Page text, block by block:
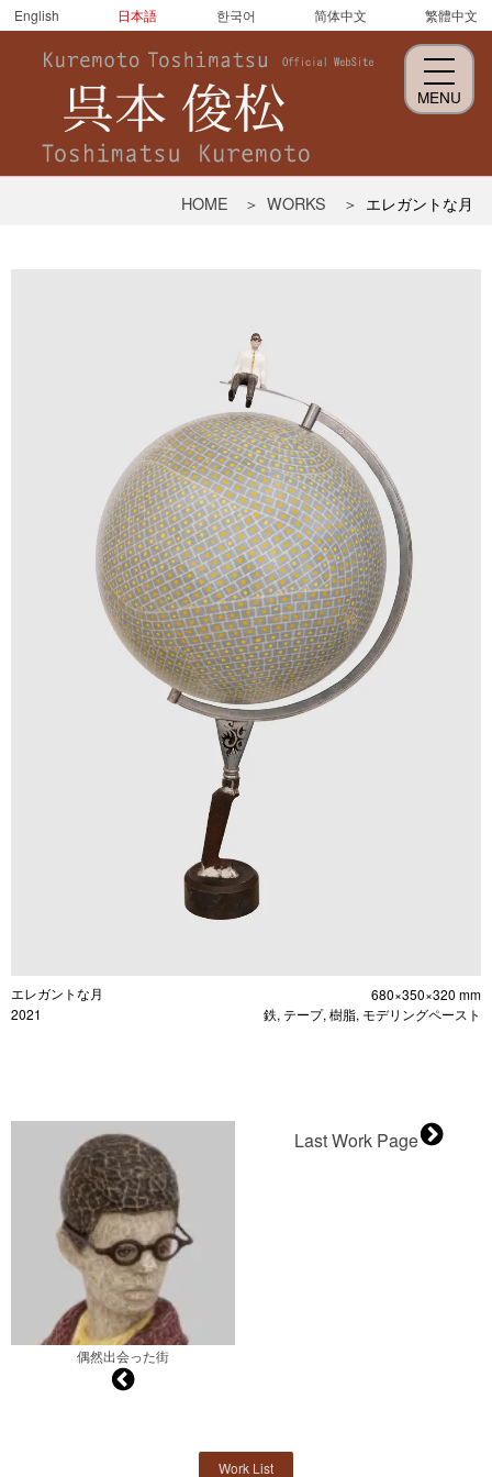
MENU
English 日本語 한국어 简体中文 繁體中文
俊
HOME WORKS エレガントな月
エレガントな月
680×350×320 mm
2021
鉄, テープ, 樹脂, モデリングペースト
偶然出会った街
Last Work Page
Work List